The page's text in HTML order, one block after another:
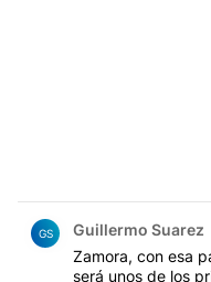
GS Guillermo Suarez
Zamora, con esa
será unos de los